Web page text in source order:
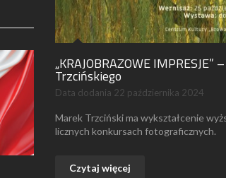
„KRAJOBRAZOWE
Trzcińskiego
Data dodania 22 października 2024
Marek Trzciński ma wykształcenie
licznych konkursach fotograficznych.
Czytaj więcej